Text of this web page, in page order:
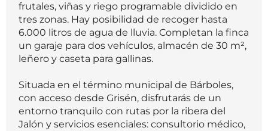
frutales, viñas y riego programable dividido en
tres zonas. Hay posibilidad de recoger hasta
6.000 litros de agua de lluvia. Completan la finca
un garaje para dos vehículos, almacén de 30 m²,
leñero y caseta para gallinas.
Situada en el término municipal de Bárboles,
con acceso desde Grisén, disfrutarás de un
entorno tranquilo con rutas por la ribera del
Jalón y servicios esenciales: consultorio médico,